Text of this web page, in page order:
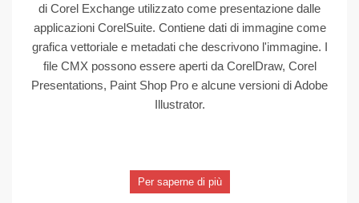
di Corel Exchange utilizzato come presentazione dalle
applicazioni CorelSuite. Contiene dati di immagine come
grafica vettoriale e metadati che descrivono l'immagine. I
file CMX possono essere aperti da CorelDraw, Corel
Presentations, Paint Shop Pro e alcune versioni di Adobe
Illustrator.
Per saperne di più